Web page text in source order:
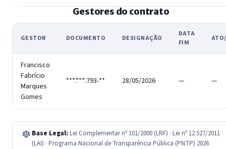
Gestores do contrato
GESTOR DOCUMENTO DESIGNAÇÃO
DATA
FIM
Francisco
Fabrício
Marques
Gomes
***.***.793-** 28/05/2026 — —
Base Legal: Lei Complementar nº 101/2000 (LRF) · Lei nº 12.527/2011
(LAI) · Programa Nacional de Transparência Pública (PNTP) 2026